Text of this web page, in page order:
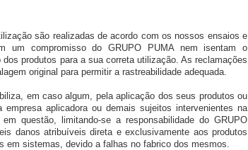
são realizadas de acordo com os nossos ensaios e
um compromisso do GRUPO PUMA nem isentam o
produtos para a sua correta utilização. As reclamações
original para permitir a rastreabilidade adequada.
em caso algum, pela aplicação dos seus produtos ou
aplicadora ou demais sujeitos intervenientes na
questão, limitando-se a responsabilidade do GRUPO
danos atribuíveis direta e exclusivamente aos produtos
em sistemas, devido a falhas no fabrico dos mesmos.